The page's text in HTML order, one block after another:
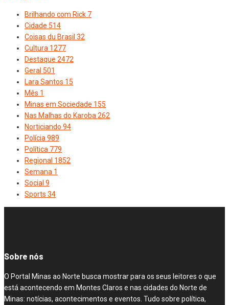
Brilhando com Rick 7
Cidade 514
Coisas du Brasil 32
Cultura 1277
Destaque 2472
Geral 501
Lara Santos 15
Mês 1
Minas em Sociedade 155
Nas Malhas do Karoba 262
Norticiando 94
Polícia 989
Política 779
Regional 1852
Semana 1
Social 9
Sports 34
Sobre nós
O Portal Minas ao Norte busca mostrar para os seus leitores o que
está acontecendo em Montes Claros e nas cidades do Norte de
Minas: notícias, acontecimentos e eventos. Tudo sobre política,